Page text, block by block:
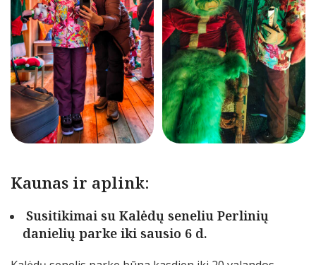
Kaunas ir aplink:
Susitikimai su Kalėdų seneliu Perlinių
danielių parke iki sausio 6 d.